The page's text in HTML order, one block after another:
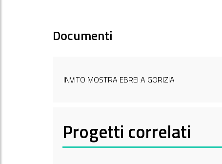
Documenti
INVITO MOSTRA EBREI A GORIZIA
Progetti correlati